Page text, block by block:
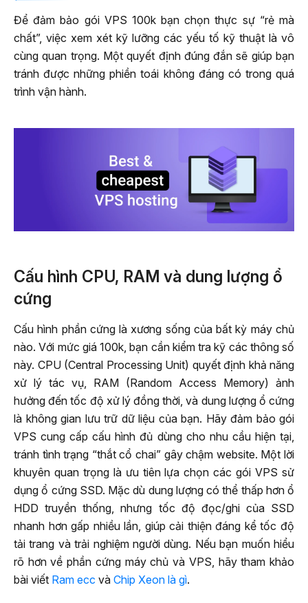
Để đảm bảo gói VPS 100k bạn chọn thực sự “rẻ mà
chất”, việc xem xét kỹ lưỡng các yếu tố kỹ thuật là vô
cùng quan trọng. Một quyết định đúng đắn sẽ giúp bạn
tránh được những phiền toái không đáng có trong quá
trình vận hành.
Cấu hình CPU, RAM và dung lượng ổ
cứng
Cấu hình phần cứng là xương sống của bất kỳ máy chủ
nào. Với mức giá 100k, bạn cần kiểm tra kỹ các thông số
này. CPU (Central Processing Unit) quyết định khả năng
xử lý tác vụ, RAM (Random Access Memory) ảnh
hưởng đến tốc độ xử lý đồng thời, và dung lượng ổ cứng
là không gian lưu trữ dữ liệu của bạn. Hãy đảm bảo gói
VPS cung cấp cấu hình đủ dùng cho nhu cầu hiện tại,
tránh tình trạng “thắt cổ chai” gây chậm website. Một lời
khuyên quan trọng là ưu tiên lựa chọn các gói VPS sử
dụng ổ cứng SSD. Mặc dù dung lượng có thể thấp hơn ổ
HDD truyền thống, nhưng tốc độ đọc/ghi của SSD
nhanh hơn gấp nhiều lần, giúp cải thiện đáng kể tốc độ
tải trang và trải nghiệm người dùng. Nếu bạn muốn hiểu
rõ hơn về phần cứng máy chủ và VPS, hãy tham khảo
bài viết Ram ecc và Chip Xeon là gì.